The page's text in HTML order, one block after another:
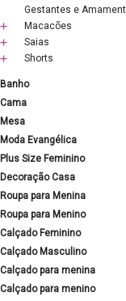
Gestantes e
Macacões
Saias
Shorts
Banho
Cama
Mesa
Moda Evangélica
Plus Size Feminino
Decoração Casa
Roupa para Menina
Roupa para Menino
Calçado Feminino
Calçado Masculino
Calçado para menina
Calçado para menino